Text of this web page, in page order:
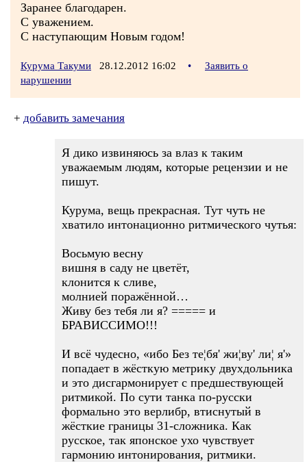
Заранее благодарен.
С уважением.
С наступающим Новым годом!
Курума Такуми 28.12.2012 16:02 •
Заявить о
нарушении
+ добавить замечания
Я дико извиняюсь за влаз к таким
уважаемым людям, которые рецензии и не
пишут.
Курума, вещь прекрасная. Тут чуть не
хватило интонационно ритмического чутья:
Восьмую весну
вишня в саду не цветёт,
клонится к сливе,
молнией поражённой…
Живу без тебя ли я? ===== и
БРАВИССИМО!!!
И всё чудесно, «ибо Без те¦бя' жи¦ву' ли¦ я'»
попадает в жёсткую метрику двухдольника
и это дисгармонирует с предшествующей
ритмикой. По сути танка по-русски
формально это верлибр, втиснутый в
жёсткие границы 31-сложника. Как
русское, так японское ухо чувствует
гармонию интонирования, ритмики.